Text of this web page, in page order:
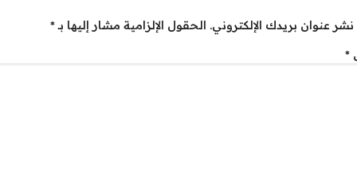
عنوان بريدك الإلكتروني. الحقول الإلزامية مشار إليها بـ*
*